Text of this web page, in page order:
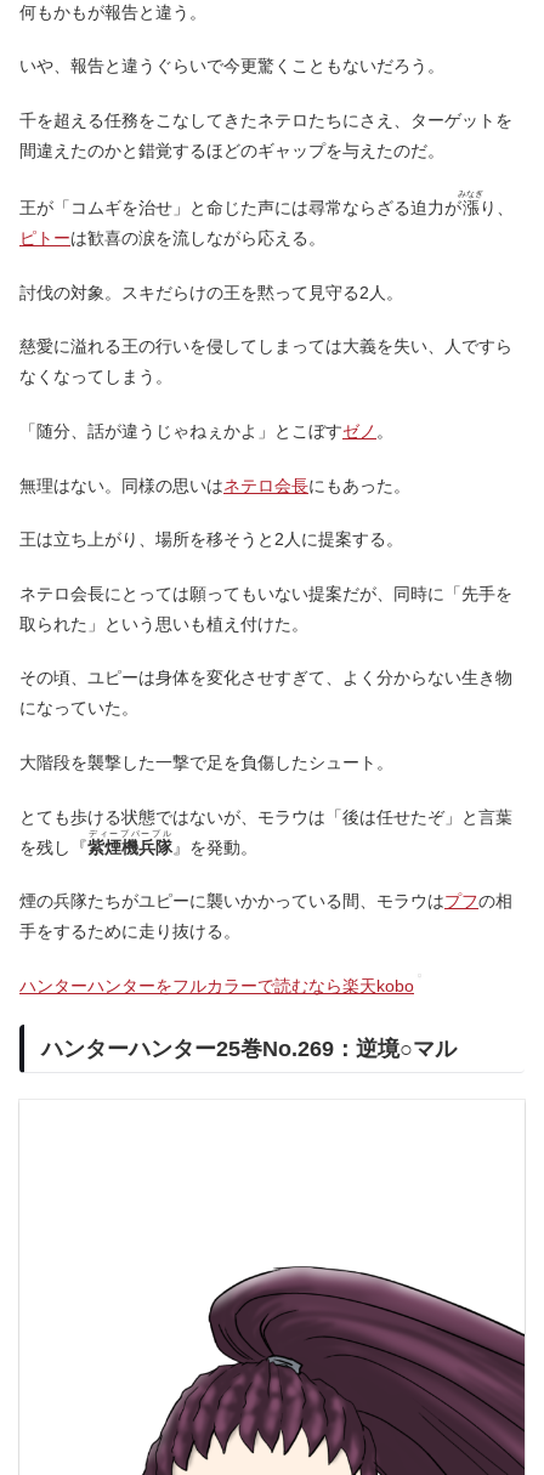
何もかもが報告と違う。
いや、報告と違うぐらいで今更驚くこともないだろう。
千を超える任務をこなしてきたネテロたちにさえ、ターゲットを
間違えたのかと錯覚するほどのギャップを与えたのだ。
王が「コムギを治せ」と命じた声には尋常ならざる迫力が漲
みなぎ
り、
ピトーは歓喜の涙を流しながら応える。
討伐の対象。スキだらけの王を黙って見守る2人。
慈愛に溢れる王の行いを侵してしまっては大義を失い、人ですら
なくなってしまう。
「随分、話が違うじゃねぇかよ」とこぼすゼノ 。
無理はない。同様の思いはネテロ会長にもあった。
王は立ち上がり、場所を移そうと2人に提案する。
ネテロ会長にとっては願ってもいない提案だが、同時に「先手を
取られた」という思いも植え付けた。
その頃、ユピーは身体を変化させすぎて、よく分からない生き物
になっていた。
大階段を襲撃した一撃で足を負傷したシュート。
とても歩ける状態ではないが、モラウは「後は任せたぞ」と言葉
を残し『紫煙機兵隊
ディープパープル
』を発動。
煙の兵隊たちがユピーに襲いかかっている間、モラウはプフの相
手をするために走り抜ける。
ハンターハンターをフルカラーで読むなら楽天kobo
ハンターハンター25巻No.269：逆境○マル